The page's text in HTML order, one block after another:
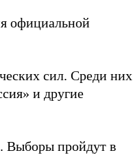
официальной
сил. Среди них
и другие
Выборы пройдут в